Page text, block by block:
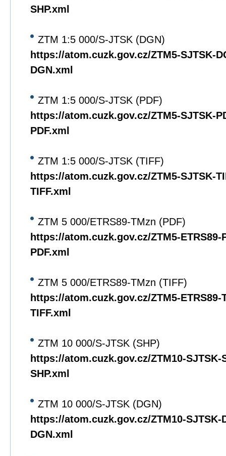
SHP.xml
ZTM 1:5 000/S-JTSK (DGN)
https://atom.cuzk.gov.cz/ZTM5-SJTSK-
DGN.xml
ZTM 1:5 000/S-JTSK (PDF)
https://atom.cuzk.gov.cz/ZTM5-SJTSK-
PDF.xml
ZTM 1:5 000/S-JTSK (TIFF)
https://atom.cuzk.gov.cz/ZTM5-SJTSK-
TIFF.xml
ZTM 5 000/ETRS89-TMzn (PDF)
https://atom.cuzk.gov.cz/ZTM5-ETRS89-
PDF.xml
ZTM 5 000/ETRS89-TMzn (TIFF)
https://atom.cuzk.gov.cz/ZTM5-ETRS89-
TIFF.xml
ZTM 10 000/S-JTSK (SHP)
https://atom.cuzk.gov.cz/ZTM10-SJTSK-
SHP.xml
ZTM 10 000/S-JTSK (DGN)
https://atom.cuzk.gov.cz/ZTM10-SJTSK-
DGN.xml